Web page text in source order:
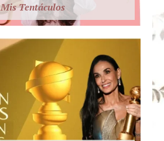
Mis Tentáculos